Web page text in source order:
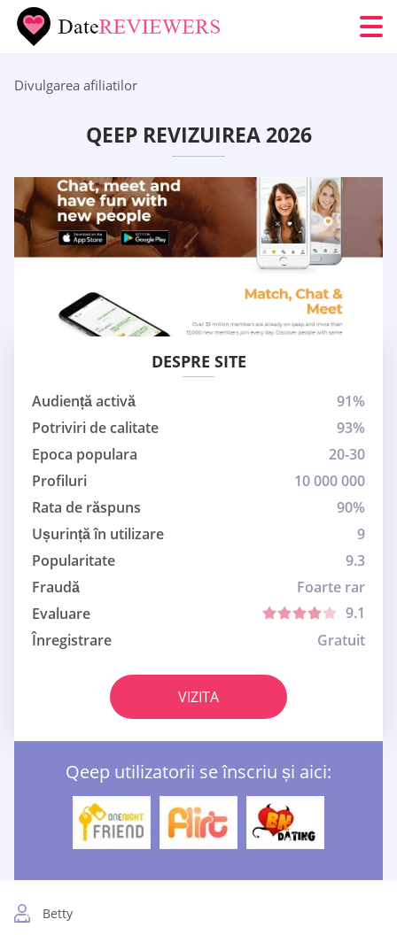
Divulgarea afiliatilor
QEEP REVIZUIREA 2026
DESPRE SITE
Audiență activă
91%
Potriviri de calitate
93%
Epoca populara
20-30
Profiluri
10 000 000
Rata de răspuns
90%
Ușurință în utilizare
9
Popularitate
9.3
Fraudă
Foarte rar
Evaluare
9.1
Înregistrare
Gratuit
VIZITA
Qeep utilizatorii se înscriu și aici:
Betty